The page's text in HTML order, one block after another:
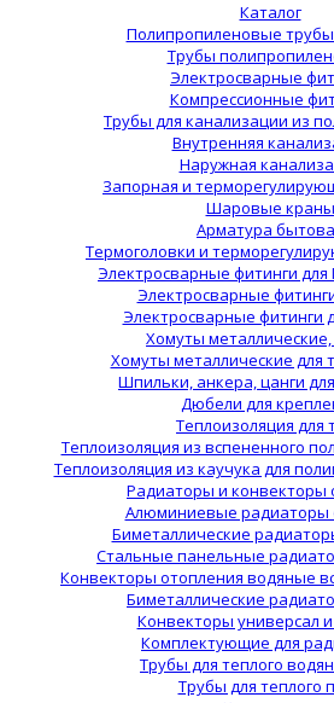
Каталог
Полипропиленовые
Трубы
Электросварные
Компрессионные
Трубы для канализации из
Внутренняя
Наружная
Запорная и
Шаровые краны
Арматура
Термоголовки и
Электросварные фитинги
Электросварные
Электросварные фитинги
Хомуты
Хомуты металлические для
Шпильки, анкера, цанги
Дюбели для
Теплоизоляция для
Теплоизоляция из вспененного
Теплоизоляция из каучука для
Радиаторы и конвекторы
Алюминиевые радиаторы
Биметаллические
Стальные панельные
Конвекторы отопления водяные
Биметаллические
Конвекторы универсал
Комплектующие для
Трубы для теплого
Трубы для теплого